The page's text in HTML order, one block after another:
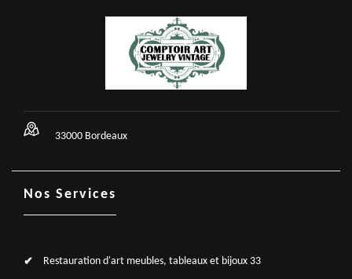
33000 Bordeaux
Nos Services
Restauration d'art meubles, tableaux et bijoux 33